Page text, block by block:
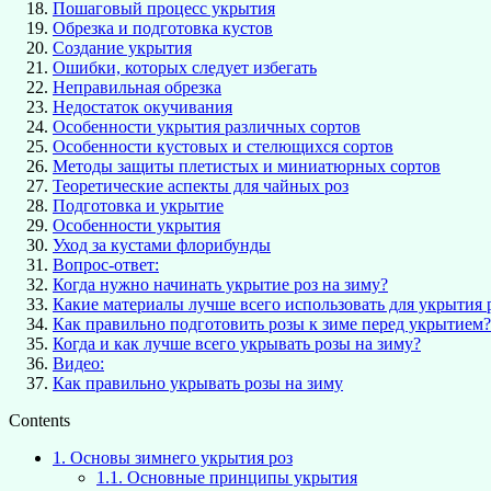
Пошаговый процесс укрытия
Обрезка и подготовка кустов
Создание укрытия
Ошибки, которых следует избегать
Неправильная обрезка
Недостаток окучивания
Особенности укрытия различных сортов
Особенности кустовых и стелющихся сортов
Методы защиты плетистых и миниатюрных сортов
Теоретические аспекты для чайных роз
Подготовка и укрытие
Особенности укрытия
Уход за кустами флорибунды
Вопрос-ответ:
Когда нужно начинать укрытие роз на зиму?
Какие материалы лучше всего использовать для укрытия
Как правильно подготовить розы к зиме перед укрытием?
Когда и как лучше всего укрывать розы на зиму?
Видео:
Как правильно укрывать розы на зиму
Contents
1. Основы зимнего укрытия роз
1.1. Основные принципы укрытия